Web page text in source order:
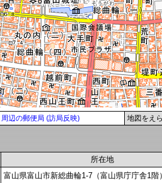
周辺の郵便局 (訪局反映) 地図をえ
所在地
富山県富山市新総曲輪1-7（富山県庁庁舎1階